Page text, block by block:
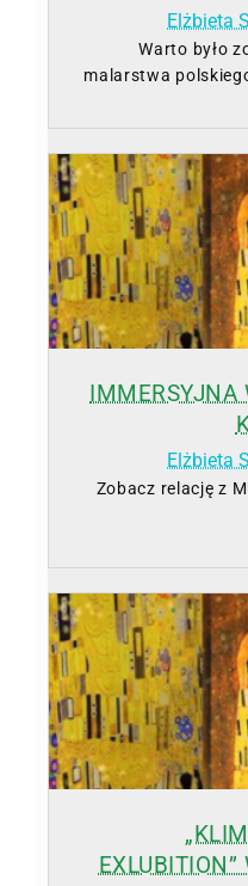
Elżbieta
Warto było
malarstwa
IMMERSYJNA
Elżbieta
Zobacz relację z
EXLUBITION”